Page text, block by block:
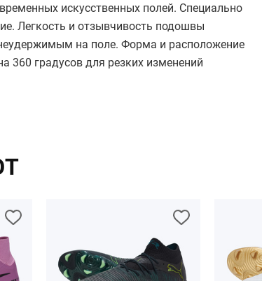
искусственных полей. Специально
Легкость и отзывчивость подошвы
на поле. Форма и расположение
360 градусов для резких изменений